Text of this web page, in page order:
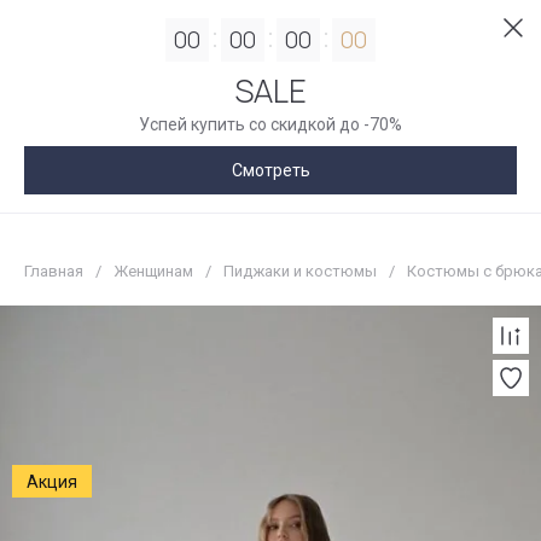
00 00 00 00
SALE
Успей купить со скидкой до -70%
Смотреть
Главная / Женщинам / Пиджаки и костюмы / Костюмы с
Акция